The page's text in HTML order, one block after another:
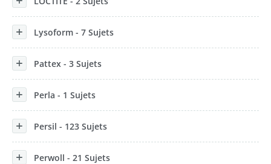
Lysoform - 7 Sujets
Pattex - 3 Sujets
Perla - 1 Sujets
Persil - 123 Sujets
Perwoll - 21 Sujets